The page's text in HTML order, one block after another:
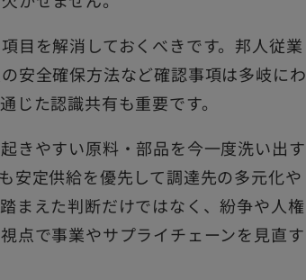
目を解消しておくべきです。邦人従業
安全確保方法など確認事項は多岐にわ
じた認識共有も重要です。
きやすい原料・部品を今一度洗い出す
安定供給を優先して調達先の多元化や
まえた判断だけではなく、紛争や人権
点で事業やサプライチェーンを見直す